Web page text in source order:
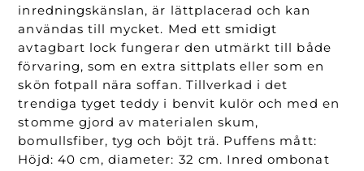
inredningskänslan, är lättplacerad och kan
användas till mycket. Med ett smidigt
avtagbart lock fungerar den utmärkt till både
förvaring, som en extra sittplats eller som en
skön fotpall nära soffan. Tillverkad i det
trendiga tyget teddy i benvit kulör och med en
stomme gjord av materialen skum,
bomullsfiber, tyg och böjt trä. Puffens mått:
Höjd: 40 cm, diameter: 32 cm. Inred ombonat